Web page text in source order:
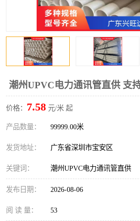
潮州UPVC电力通讯管直供 支
价格： 7.58 元/米 起
产品数量： 99999.00米
发货地址： 广东省深圳市宝安区
关键词： 潮州UPVC电力通讯管直供
发布日期： 2026-08-06
阅 读 量： 53